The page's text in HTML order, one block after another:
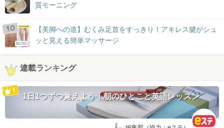
質モーニング
BLOG
【美脚への道】むくみ足首をすっきり！アキレス腱がシュ
ッと見える簡単マッサージ
連載ランキング
1日1つずつ覚えよう！朝のひとこと英語レッスン